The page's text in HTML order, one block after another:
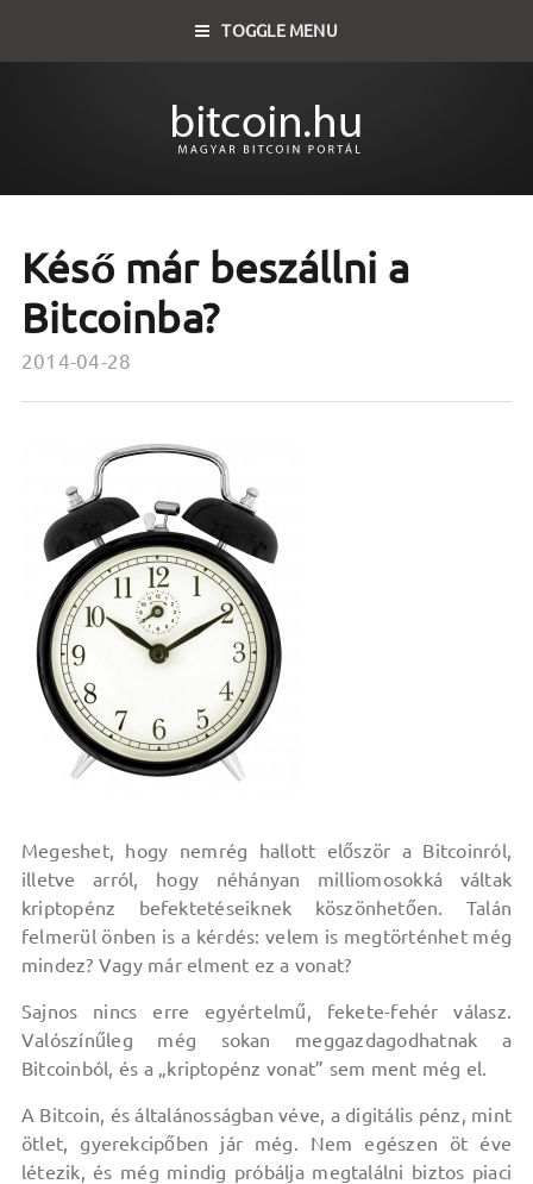
TOGGLE MENU
Késő már beszállni a
Bitcoinba?
2014-04-28
Megeshet, hogy nemrég hallott először a Bitcoinról,
illetve arról, hogy néhányan milliomosokká váltak
kriptopénz befektetéseiknek köszönhetően. Talán
felmerül önben is a kérdés: velem is megtörténhet még
mindez? Vagy már elment ez a vonat?
Sajnos nincs erre egyértelmű, fekete-fehér válasz.
Valószínűleg még sokan meggazdagodhatnak a
Bitcoinból, és a „kriptopénz vonat” sem ment még el.
A Bitcoin, és általánosságban véve, a digitális pénz, mint
ötlet, gyerekcipőben jár még. Nem egészen öt éve
létezik, és még mindig próbálja megtalálni biztos piaci